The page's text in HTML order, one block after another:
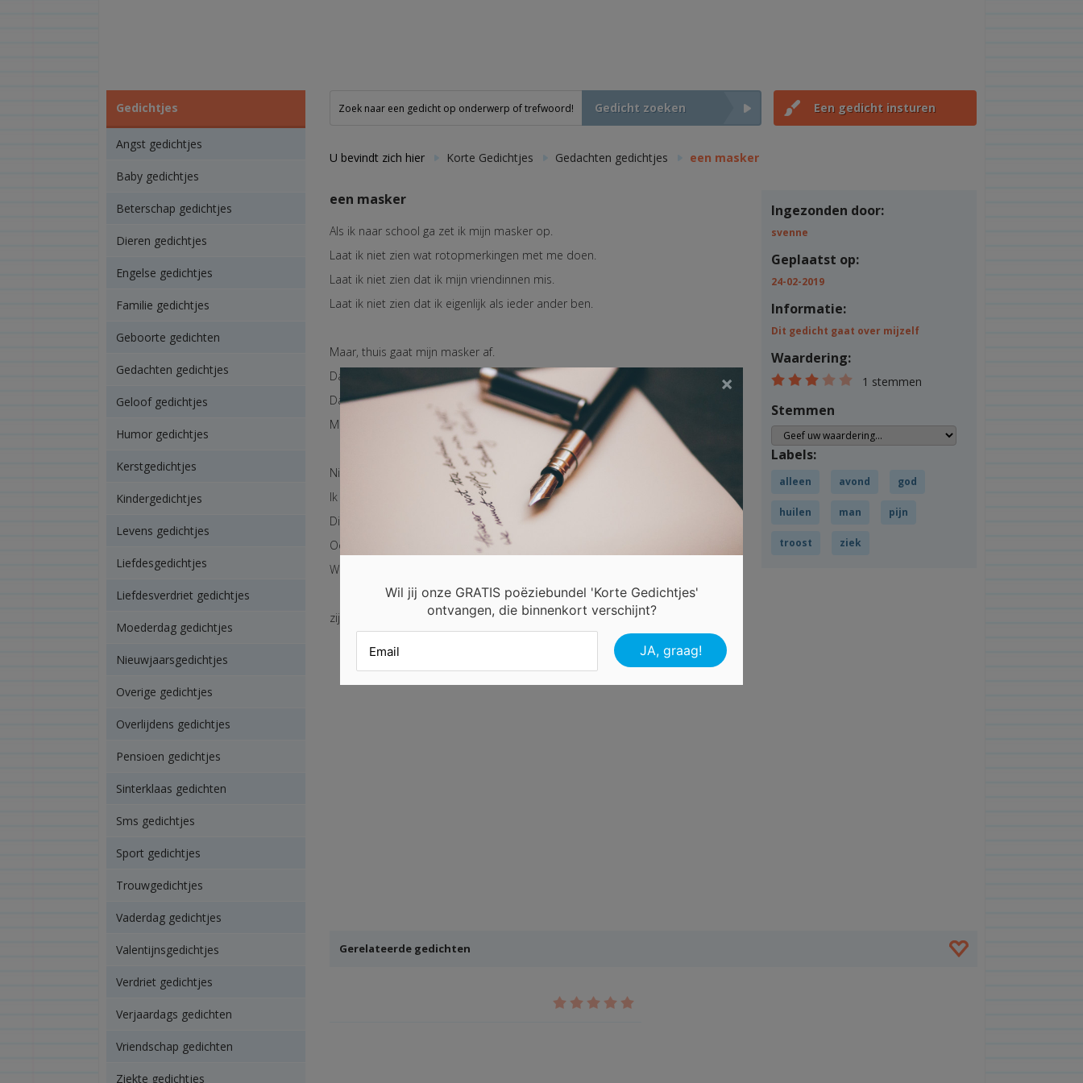
Gedicht zoeken Een gedicht insturen
U bevindt zich hier Korte Gedichtjes Gedachten gedichtjes een masker
een masker
Als ik naar school ga zet ik mijn masker op.
Laat ik niet zien wat rotopmerkingen met me doen.
Laat ik niet zien dat ik mijn vriendinnen mis.
Laat ik niet zien dat ik eigenlijk als ieder ander ben.
Maar, thuis gaat mijn masker af.
Dan ga ik naar mijn kamer om na te denken.
Dan ga ik muziek luisteren om de pijn niet te voelen.
Maar 's avond's lig ik stil te huilen ,omdat ik alleen ben.
Niemand hoor me, alleen de goden.
Ik klamp me aan ze vast en zij troosten mij.
Die goden zijn mijn beste vriendinnen.
Ook al zijn ze niet altijd bij me.
We vechten samen tegen het onrecht
zij aan zij
Ingezonden door:
svenne
Geplaatst op:
24-02-2019
Informatie:
Dit gedicht gaat over mijzelf
Waardering:
1 stemmen
Stemmen
Labels:
alleen avond god
huilen man pijn
troost ziek
Gerelateerde gedichten
Gedichtjes
Angst gedichtjes
Baby gedichtjes
Beterschap gedichtjes
Dieren gedichtjes
Engelse gedichtjes
Familie gedichtjes
Geboorte gedichten
Gedachten gedichtjes
Geloof gedichtjes
Humor gedichtjes
Kerstgedichtjes
Kindergedichtjes
Levens gedichtjes
Liefdesgedichtjes
Liefdesverdriet gedichtjes
Moederdag gedichtjes
Nieuwjaarsgedichtjes
Overige gedichtjes
Overlijdens gedichtjes
Pensioen gedichtjes
Sinterklaas gedichten
Sms gedichtjes
Sport gedichtjes
Trouwgedichtjes
Vaderdag gedichtjes
Valentijnsgedichtjes
Verdriet gedichtjes
Verjaardags gedichten
Vriendschap gedichten
Ziekte gedichtjes
Wil jij onze GRATIS poëziebundel 'Korte Gedichtjes'
ontvangen, die binnenkort verschijnt?
×